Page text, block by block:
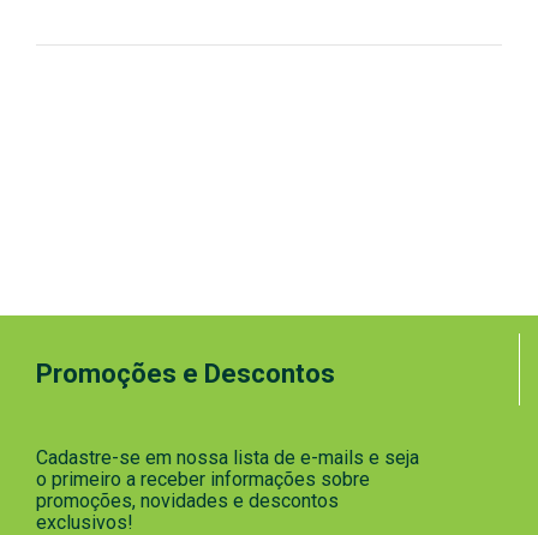
Promoções e Descontos
Cadastre-se em nossa lista de e-mails e seja
o primeiro a receber informações sobre
promoções, novidades e descontos
exclusivos!